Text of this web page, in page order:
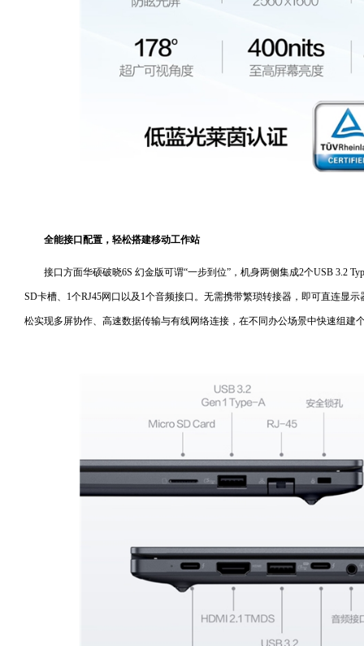
全能接口配置，轻松搭建移动工作站
接口方面华硕破晓6S 幻金版可谓“一步到位”，机身两侧集成2个USB 3.2
SD卡槽、1个RJ45网口以及1个音频接口。无需携带繁琐转接器，即可直连显
松实现多屏协作、高速数据传输与有线网络连接，在不同办公场景中快速组建